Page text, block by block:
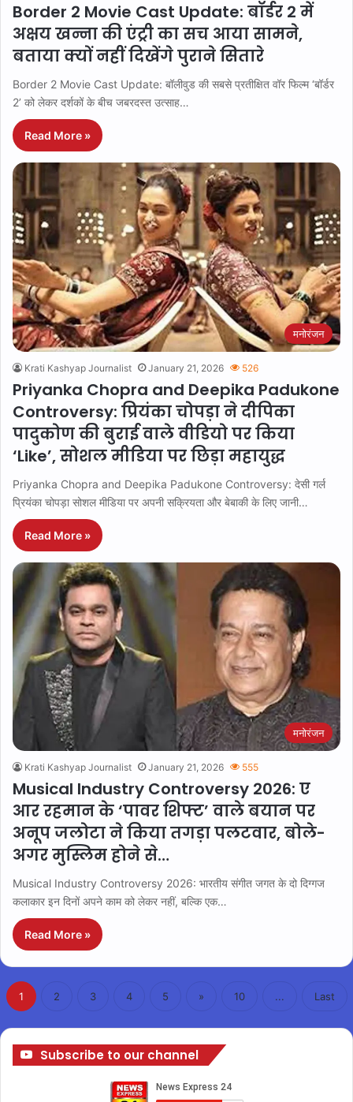
Border 2 Movie Cast Update: बॉर्डर 2 में
अक्षय खन्ना की एंट्री का सच आया सामने,
बताया क्यों नहीं दिखेंगे पुराने सितारे
Border 2 Movie Cast Update: बॉलीवुड की सबसे प्रतीक्षित वॉर फिल्म ‘बॉर्डर
2’ को लेकर दर्शकों के बीच जबरदस्त उत्साह…
Read More »
मनोरंजन
Krati Kashyap Journalist January 21, 2026 526
Priyanka Chopra and Deepika Padukone
Controversy: प्रियंका चोपड़ा ने दीपिका
पादुकोण की बुराई वाले वीडियो पर किया
‘Like’, सोशल मीडिया पर छिड़ा महायुद्ध
Priyanka Chopra and Deepika Padukone Controversy: देसी गर्ल
प्रियंका चोपड़ा सोशल मीडिया पर अपनी सक्रियता और बेबाकी के लिए जानी…
Read More »
मनोरंजन
Krati Kashyap Journalist January 21, 2026 555
Musical Industry Controversy 2026: ए
आर रहमान के ‘पावर शिफ्ट’ वाले बयान पर
अनूप जलोटा ने किया तगड़ा पलटवार, बोले-
अगर मुस्लिम होने से…
Musical Industry Controversy 2026: भारतीय संगीत जगत के दो दिग्गज
कलाकार इन दिनों अपने काम को लेकर नहीं, बल्कि एक…
Read More »
1 2 3 4 5 » 10 ... Last
Subscribe to our channel